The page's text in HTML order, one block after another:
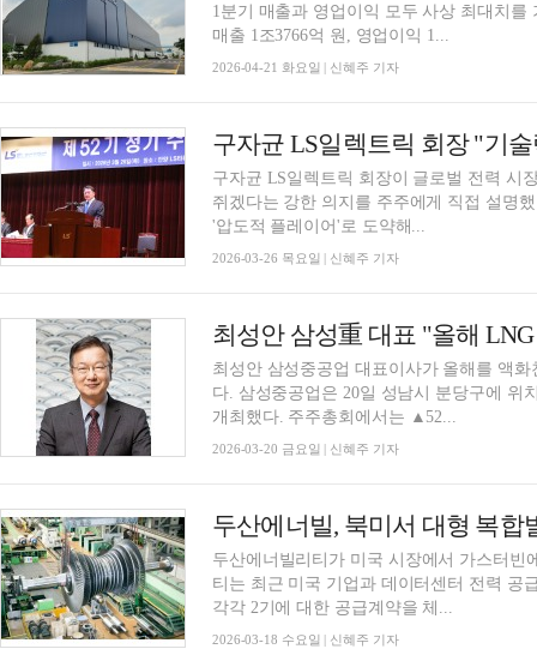
1분기 매출과 영업이익 모두 사상 최대치를
매출 1조3766억 원, 영업이익 1...
2026-04-21 화요일 | 신혜주 기자
구자균 LS일렉트릭 회장이 글로벌 전력 시
쥐겠다는 강한 의지를 주주에게 직접 설명
'압도적 플레이어'로 도약해...
2026-03-26 목요일 | 신혜주 기자
최성안 삼성重 대표 "올해
최성안 삼성중공업 대표이사가 올해를 액
다. 삼성중공업은 20일 성남시 분당구에 위
개최했다. 주주총회에서는 ▲52...
2026-03-20 금요일 | 신혜주 기자
두산에너빌, 북미서 대형 복합
두산에너빌리티가 미국 시장에서 가스터
티는 최근 미국 기업과 데이터센터 전력 공
각각 2기에 대한 공급계약을 체...
2026-03-18 수요일 | 신혜주 기자